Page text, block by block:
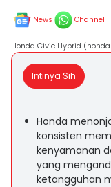
News Channel
Honda Civic Hybrid
Intinya Sih
Honda
konsisten
kenyamanan
yang
ketangguhan